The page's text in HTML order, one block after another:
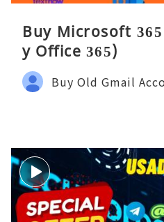
Buy Microsoft
y Office 365)
Buy Old Gmail